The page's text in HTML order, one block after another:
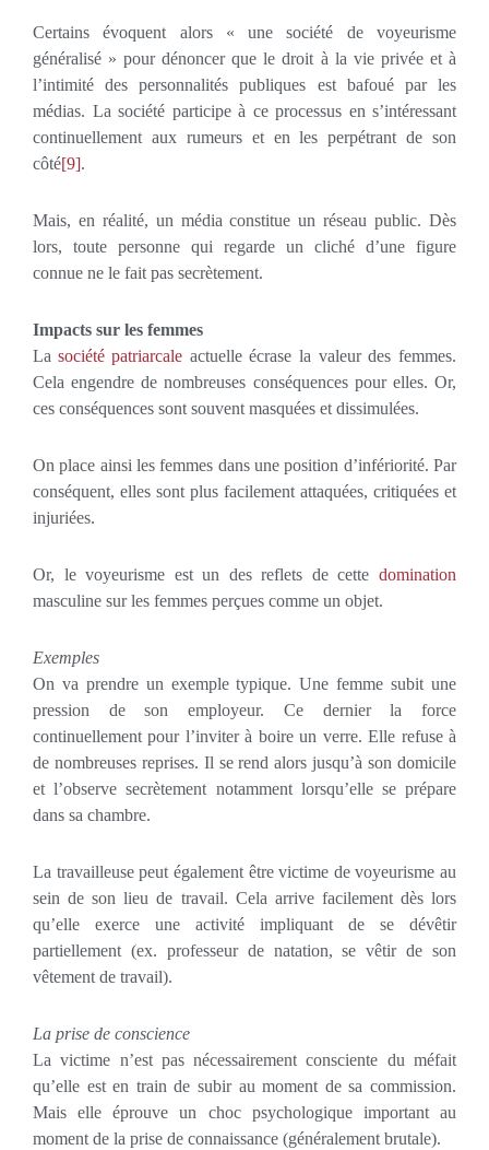
Certains évoquent alors « une société de voyeurisme
généralisé » pour dénoncer que le droit à la vie privée et à
l’intimité des personnalités publiques est bafoué par les
médias. La société participe à ce processus en s’intéressant
continuellement aux rumeurs et en les perpétrant de son
côté[9].
Mais, en réalité, un média constitue un réseau public. Dès
lors, toute personne qui regarde un cliché d’une figure
connue ne le fait pas secrètement.
Impacts sur les femmes
La société patriarcale actuelle écrase la valeur des femmes.
Cela engendre de nombreuses conséquences pour elles. Or,
ces conséquences sont souvent masquées et dissimulées.
On place ainsi les femmes dans une position d’infériorité. Par
conséquent, elles sont plus facilement attaquées, critiquées et
injuriées.
Or, le voyeurisme est un des reflets de cette domination
masculine sur les femmes perçues comme un objet.
Exemples
On va prendre un exemple typique. Une femme subit une
pression de son employeur. Ce dernier la force
continuellement pour l’inviter à boire un verre. Elle refuse à
de nombreuses reprises. Il se rend alors jusqu’à son domicile
et l’observe secrètement notamment lorsqu’elle se prépare
dans sa chambre.
La travailleuse peut également être victime de voyeurisme au
sein de son lieu de travail. Cela arrive facilement dès lors
qu’elle exerce une activité impliquant de se dévêtir
partiellement (ex. professeur de natation, se vêtir de son
vêtement de travail).
La prise de conscience
La victime n’est pas nécessairement consciente du méfait
qu’elle est en train de subir au moment de sa commission.
Mais elle éprouve un choc psychologique important au
moment de la prise de connaissance (généralement brutale).